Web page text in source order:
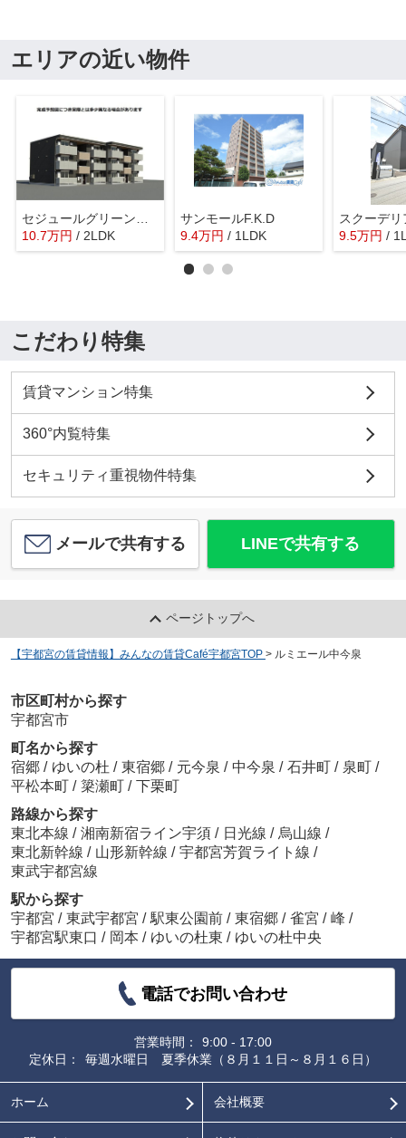
エリアの近い物件
セジュールグリーンひなた
10.7万円 / 2LDK
サンモールF.K.D
9.4万円 / 1LDK
スクーデリ
9.5万円 /
こだわり特集
賃貸マンション特集
360°内覧特集
セキュリティ重視物件特集
メールで共有する LINEで共有する
ページトップへ
【宇都宮の賃貸情報】みんなの賃貸Café宇都宮TOP > ルミエール中今泉
市区町村から探す
宇都宮市
町名から探す
宿郷 / ゆいの杜 / 東宿郷 / 元今泉 / 中今泉 / 石井町 / 泉町 /
平松本町 / 簗瀬町 / 下栗町
路線から探す
東北本線 / 湘南新宿ライン宇須 / 日光線 / 烏山線 /
東北新幹線 / 山形新幹線 / 宇都宮芳賀ライト線 /
東武宇都宮線
駅から探す
宇都宮 / 東武宇都宮 / 駅東公園前 / 東宿郷 / 雀宮 / 峰 /
宇都宮駅東口 / 岡本 / ゆいの杜東 / ゆいの杜中央
電話でお問い合わせ
営業時間：
9:00 - 17:00
定休日：
毎週水曜日 夏季休業（８月１１日～８月１６日）
ホーム 会社概要